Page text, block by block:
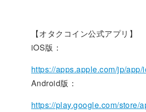
【オタクコイン公式アプリ】
iOS版：
https://apps.apple.com/jp/
Android版：
https://play.google.com/store/